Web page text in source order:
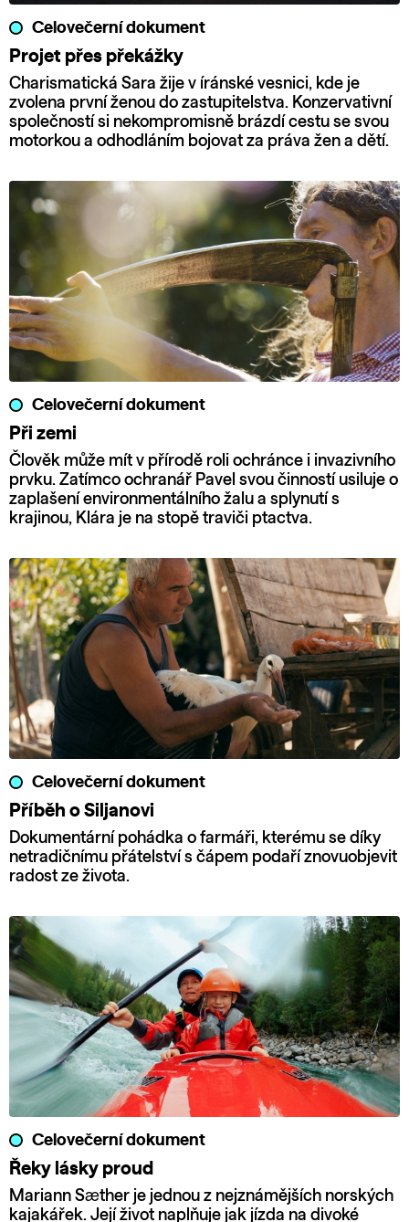
Celovečerní dokument
Projet přes překážky
Charismatická Sara žije v íránské vesnici, kde je
zvolena první ženou do zastupitelstva. Konzervativní
společností si nekompromisně brázdí cestu se svou
motorkou a odhodláním bojovat za práva žen a dětí.
Celovečerní dokument
Při zemi
Člověk může mít v přírodě roli ochránce i invazivního
prvku. Zatímco ochranář Pavel svou činností usiluje o
zaplašení environmentálního žalu a splynutí s
krajinou, Klára je na stopě traviči ptactva.
Celovečerní dokument
Příběh o Siljanovi
Dokumentární pohádka o farmáři, kterému se díky
netradičnímu přátelství s čápem podaří znovuobjevit
radost ze života.
Celovečerní dokument
Řeky lásky proud
Mariann Sæther je jednou z nejznámějších norských
kajakářek. Její život naplňuje jak jízda na divoké